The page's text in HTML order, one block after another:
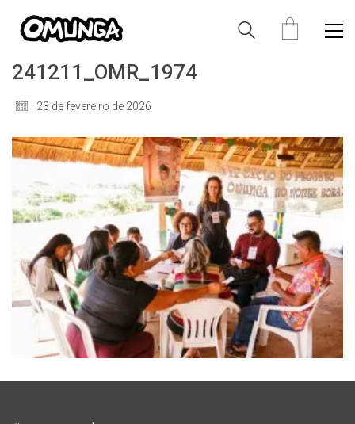
241211_OMR_1974
23 de fevereiro de 2026